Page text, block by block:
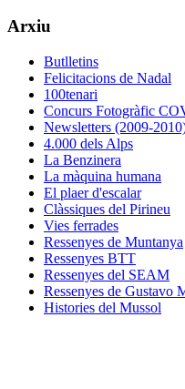
Arxiu
Butlletins
Felicitacions de Nadal
100tenari
Concurs Fotogràfic
Newsletters (2009-
4.000 dels Alps
La Benzinera
La màquina humana
El plaer d'escalar
Clàssiques del Pirineu
Vies ferrades
Ressenyes de Muntanya
Ressenyes BTT
Ressenyes del SEAM
Ressenyes de Gustavo
Histories del Mussol